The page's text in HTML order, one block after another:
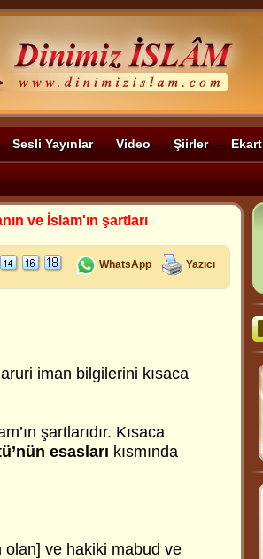
Sesli Yayınlar Video Şiirler Ekart
ve İslam'ın şartları
WhatsApp Yazıcı
iman bilgilerini kısaca
şartlarıdır. Kısaca
esasları kısmında
olan] ve hakiki mabud ve